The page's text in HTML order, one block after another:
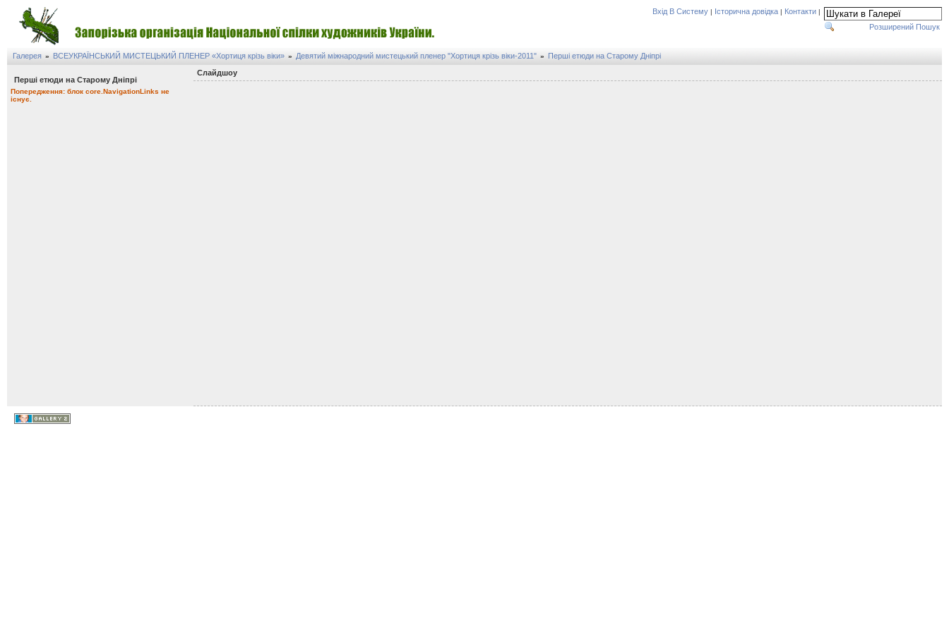
Вхід В Систему | Історична довідка | Контакти |
Розширений Пошук
Галерея » ВСЕУКРАЇНСЬКИЙ МИСТЕЦЬКИЙ ПЛЕНЕР «Хортиця крізь віки» » Девятий міжнародний мистецький пленер "Хортиця крізь віки-2011" » Перші етюди на Старому Дніпрі
Перші етюди на Старому Дніпрі
Попередження: блок core.NavigationLinks не
існує.
Слайдшоу